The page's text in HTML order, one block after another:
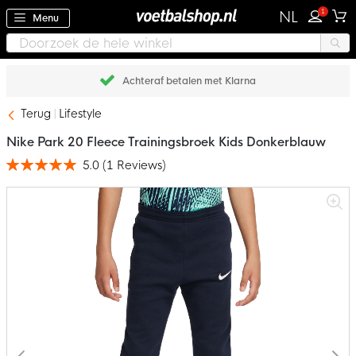
Menu NL 1
Achteraf betalen met Klarna
Terug Lifestyle
Nike Park 20 Fleece Trainingsbroek Kids Donkerblauw
Waardering: 5.0 (1 Reviews)